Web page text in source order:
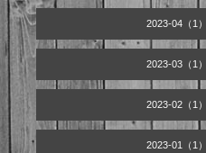
2023-04（1）
2023-03（1）
2023-02（1）
2023-01（1）